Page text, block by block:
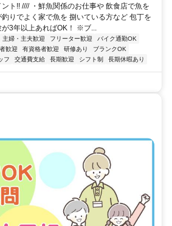
ト!! //// ・鮮魚関係のお仕事や 飲食店で魚を
りでよく家で魚を 捌いている方など 包丁を
が3年以上あればOK！ ※ブ...
主婦・主夫歓迎 フリーター歓迎
バイク通勤OK
歓迎 有資格者歓迎 研修あり
ブランクOK
フ 交通費支給 長期歓迎 シフト制 長期休暇あり